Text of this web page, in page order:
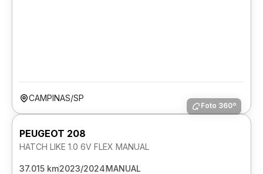
CAMPINAS/SP
Foto 360º
PEUGEOT 208
HATCH LIKE 1.0 6V FLEX MANUAL
37.015 km2023/2024MANUAL